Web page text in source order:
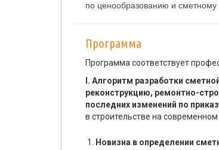
по ценообразованию и сметному
Программа
Программа соответствует
I. Алгоритм разработки
реконструкцию, ремонтно-
последних изменений по
в строительстве на
Новизна в определении